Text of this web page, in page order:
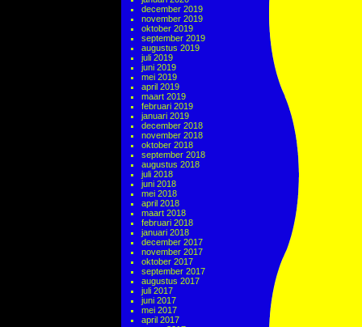
december 2019
november 2019
oktober 2019
september 2019
augustus 2019
juli 2019
juni 2019
mei 2019
april 2019
maart 2019
februari 2019
januari 2019
december 2018
november 2018
oktober 2018
september 2018
augustus 2018
juli 2018
juni 2018
mei 2018
april 2018
maart 2018
februari 2018
januari 2018
december 2017
november 2017
oktober 2017
september 2017
augustus 2017
juli 2017
juni 2017
mei 2017
april 2017